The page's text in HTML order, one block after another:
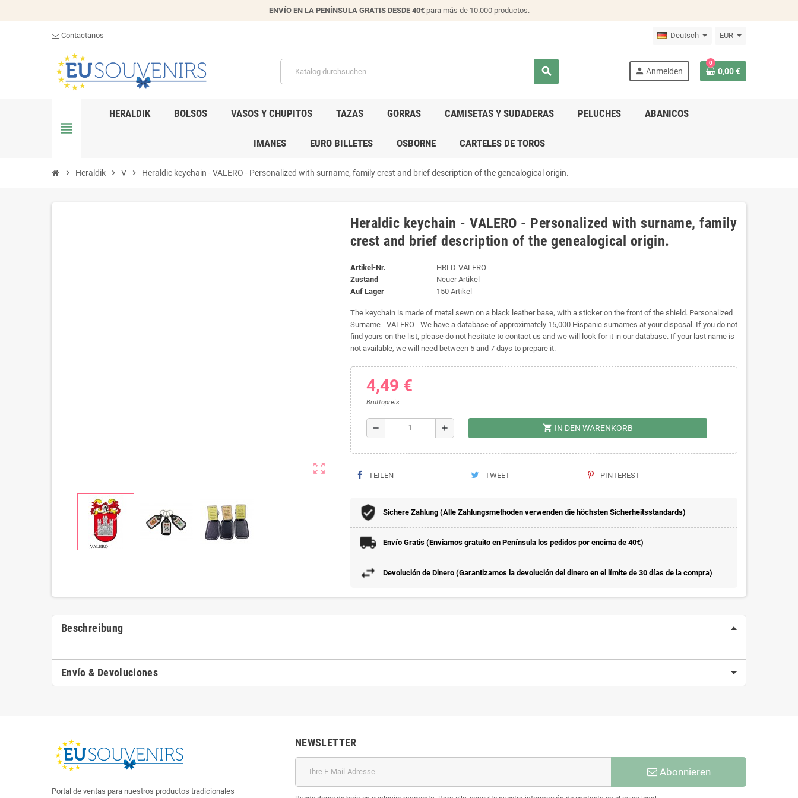
ENVÍO EN LA PENÍNSULA GRATIS DESDE 40€para más de 10.000 productos.
Contactanos Deutsch EUR
search person Anmelden
0
0,00 €
view_headline
HERALDIK BOLSOS VASOS Y CHUPITOS TAZAS GORRAS CAMISETAS Y SUDADERAS PELUCHES ABANICOS
IMANES EURO BILLETES OSBORNE CARTELES DE TOROS
chevron_right Heraldik chevron_right V chevron_right Heraldic keychain - VALERO - Personalized with surname, family crest and brief description of the genealogical origin.
zoom_out_map
Heraldic keychain - VALERO - Personalized with surname, family
crest and brief description of the genealogical origin.
Artikel-Nr.
HRLD-VALERO
Zustand
Neuer Artikel
Auf Lager
150 Artikel
The keychain is made of metal sewn on a black leather base, with a sticker on the front of the shield. Personalized
Surname - VALERO - We have a database of approximately 15,000 Hispanic surnames at your disposal. If you do not
find yours on the list, please do not hesitate to contact us and we will look for it in our database. If your last name is
not available, we will need between 5 and 7 days to prepare it.
4,49 €
Bruttopreis
remove add shopping_cart IN DEN WARENKORB
TEILEN TWEET PINTEREST
Sichere Zahlung (Alle Zahlungsmethoden verwenden die höchsten Sicherheitsstandards)
Envío Gratis (Enviamos gratuito en Península los pedidos por encima de 40€)
Devolución de Dinero (Garantizamos la devolución del dinero en el límite de 30 días de la compra)
Beschreibung
Envío & Devoluciones
Portal de ventas para nuestros productos tradicionales
NEWSLETTER
Abonnieren